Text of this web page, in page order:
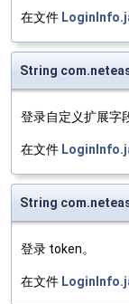
在文件
String
登录自定义扩展字
在文件
String
登录 token。
在文件